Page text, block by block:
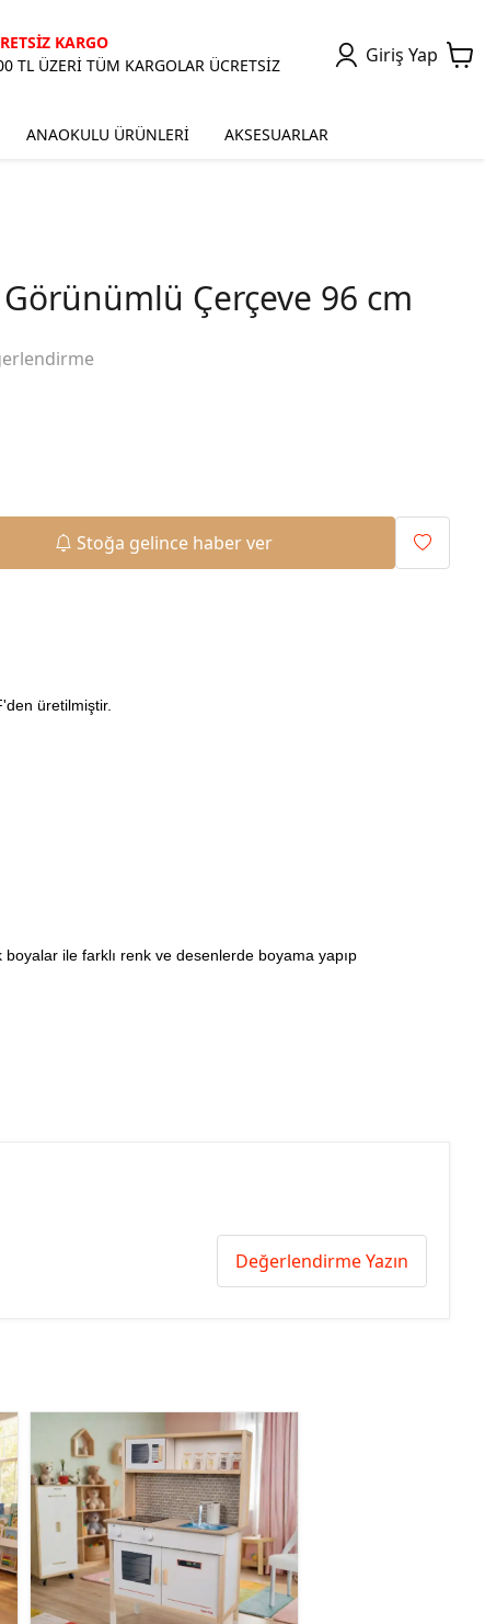
KARGO
TL ÜZERİ TÜM KARGOLAR ÜCRETSİZ
Giriş Yap
ANAOKULU ÜRÜNLERİ AKSESUARLAR
Çerçeve 96 cm
Stoğa gelince haber ver
üretilmiştir.
ile farklı renk ve desenlerde boyama yapıp
Değerlendirme Yazın